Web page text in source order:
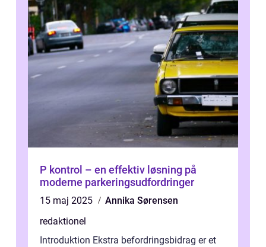
P kontrol – en effektiv løsning på
moderne parkeringsudfordringer
15 maj 2025
Annika Sørensen
redaktionel
Introduktion Ekstra befordringsbidrag er et